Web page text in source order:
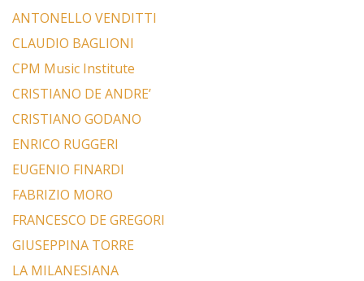
ANTONELLO VENDITTI
CLAUDIO BAGLIONI
CPM Music Institute
CRISTIANO DE ANDRE’
CRISTIANO GODANO
ENRICO RUGGERI
EUGENIO FINARDI
FABRIZIO MORO
FRANCESCO DE GREGORI
GIUSEPPINA TORRE
LA MILANESIANA